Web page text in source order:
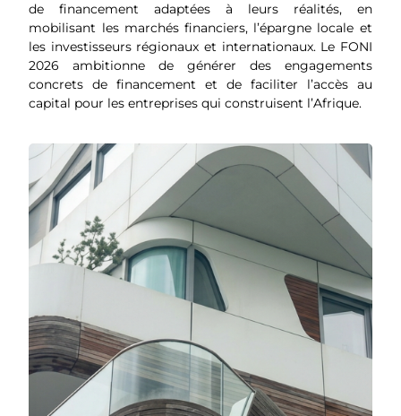
de financement adaptées à leurs réalités, en
mobilisant les marchés financiers, l’épargne locale et
les investisseurs régionaux et internationaux. Le FONI
2026 ambitionne de générer des engagements
concrets de financement et de faciliter l’accès au
capital pour les entreprises qui construisent l’Afrique.